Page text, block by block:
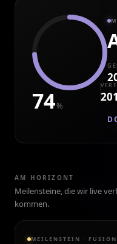
74%
AM HORIZONT
Meilensteine, die wir live
kommen.
MEILENSTEIN · FUSION